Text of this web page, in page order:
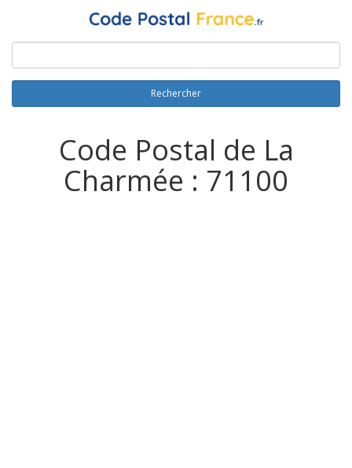
Rechercher
Code Postal de La
Charmée : 71100